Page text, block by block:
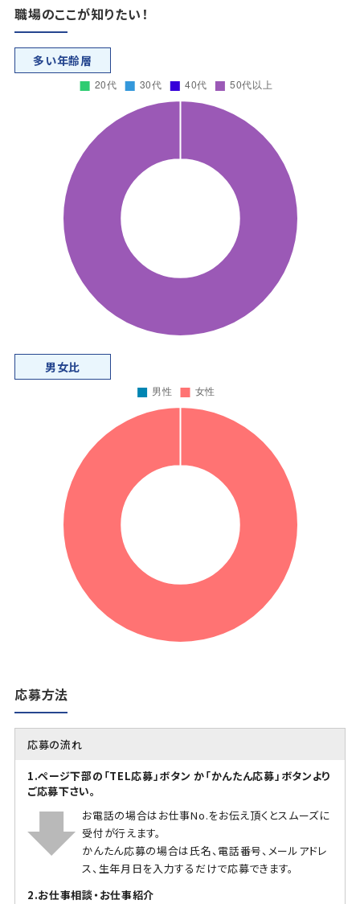
職場のここが知りたい！
多い年齢層
男女比
応募方法
応募の流れ
1.ページ下部の「TEL応募」ボタン か「かんたん応募」ボタンより
ご応募下さい。
お電話の場合はお仕事No.をお伝え頂くとスムーズに
受付が行えます。
かんたん応募の場合は氏名、電話番号、メールアドレ
ス、生年月日を入力するだけで応募できます。
2.お仕事相談・お仕事紹介